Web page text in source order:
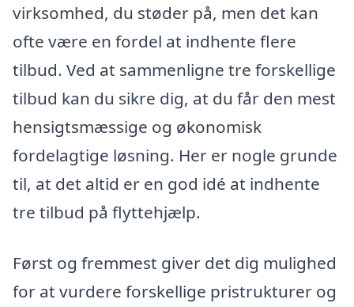
virksomhed, du støder på, men det kan
ofte være en fordel at indhente flere
tilbud. Ved at sammenligne tre forskellige
tilbud kan du sikre dig, at du får den mest
hensigtsmæssige og økonomisk
fordelagtige løsning. Her er nogle grunde
til, at det altid er en god idé at indhente
tre tilbud på flyttehjælp.
Først og fremmest giver det dig mulighed
for at vurdere forskellige pristrukturer og